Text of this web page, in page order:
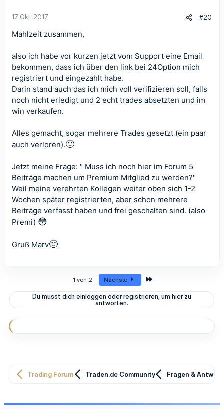
17 Okt. 2017 #20
Mahlzeit zusammen,
also ich habe vor kurzen jetzt vom Support eine Email
bekommen, dass ich über den link bei 24Option mich
registriert und eingezahlt habe.
Darin stand auch das ich mich voll verifizieren soll, falls
noch nicht erledigt und 2 echt trades absetzten und im
win verkaufen.
Alles gemacht, sogar mehrere Trades gesetzt (ein paar
auch verloren).🙁
Jetzt meine Frage: " Muss ich noch hier im Forum 5
Beiträge machen um Premium Mitglied zu werden?"
Weil meine verehrten Kollegen weiter oben sich 1-2
Wochen später registrierten, aber schon mehrere
Beiträge verfasst haben und frei geschalten sind. (also
Premi) 😳
Gruß Marv🙂
1 von 2 Nächste
Du musst dich einloggen oder registrieren, um hier zu
antworten.
Trading Forum Traden.de Community Fragen &